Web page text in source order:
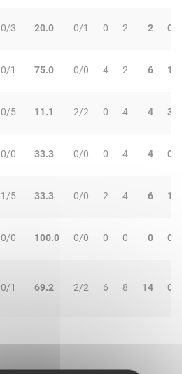
0/3 20.0 0/1 0 2 2 0
0/1 75.0 0/0 4 2 6 1
0/5 11.1 2/2 0 4 4 3
0/0 33.3 0/0 0 4 4 0
1/5 33.3 0/0 2 4 6 1
0/0 100.0 0/0 0 0 0 0
0/1 69.2 2/2 6 8 14 0